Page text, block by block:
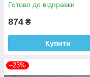
Готово до відправки
874 ₴
Купити
–23%